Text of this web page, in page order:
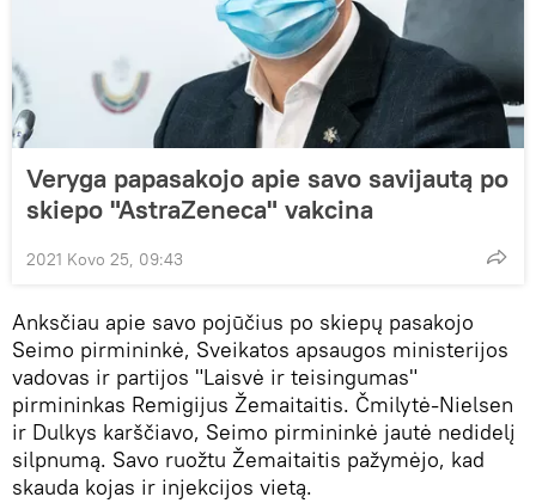
Veryga papasakojo apie savo savijautą po
skiepo "AstraZeneca" vakcina
2021 Kovo 25, 09:43
Anksčiau apie savo pojūčius po skiepų pasakojo
Seimo pirmininkė, Sveikatos apsaugos ministerijos
vadovas ir partijos "Laisvė ir teisingumas"
pirmininkas Remigijus Žemaitaitis. Čmilytė-Nielsen
ir Dulkys karščiavo, Seimo pirmininkė jautė nedidelį
silpnumą. Savo ruožtu Žemaitaitis pažymėjo, kad
skauda kojas ir injekcijos vietą.